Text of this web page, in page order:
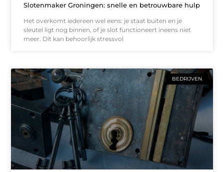
Slotenmaker Groningen: snelle en betrouwbare hulp
Het overkomt iedereen wel eens: je staat buiten en je
sleutel ligt nog binnen, of je slot functioneert ineens niet
meer. Dit kan behoorlijk stressvol
BEDRIJVEN